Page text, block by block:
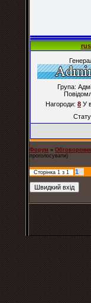
Група:
Нагороди: 8 У
Форум » Обговорення
проголосувати)
Сторінка 1 з 1 1